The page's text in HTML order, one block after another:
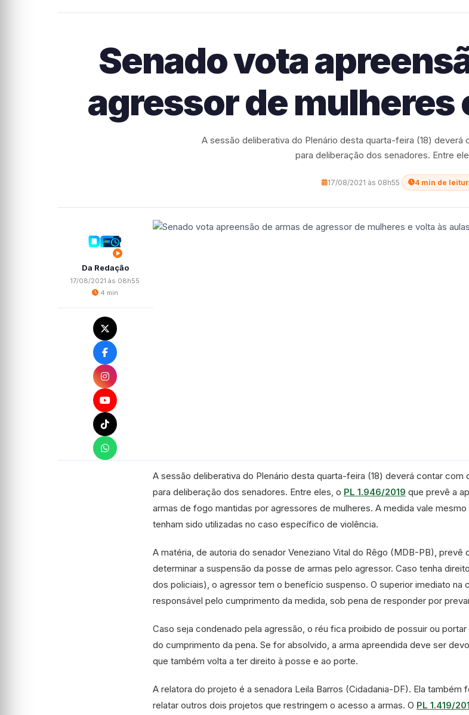
Senado vota
agressor de mulheres
A sessão deliberativa do Plenário desta quarta-feira (18) deverá
para deliberação dos senadores. Entre
17/08/2021 às 08h55· 4 min de
Da Redação
17/08/2021 às 08h55
4 min
A sessão deliberativa do Plenário desta quarta-feira (18) deverá contar com
para deliberação dos senadores. Entre eles, o PL 1.946/2019 que prevê a
armas de fogo mantidas por agressores de mulheres. A medida vale mesmo
tenham sido utilizadas no caso específico de violência.
A matéria, de autoria do senador Veneziano Vital do Rêgo (MDB-PB), prevê
determinar a suspensão da posse de armas pelo agressor. Caso tenha
dos policiais), o agressor tem o benefício suspenso. O superior imediato na
responsável pelo cumprimento da medida, sob pena de responder por
Caso seja condenado pela agressão, o réu fica proibido de possuir ou
do cumprimento da pena. Se for absolvido, a arma apreendida deve ser
que também volta a ter direito à posse e ao porte.
A relatora do projeto é a senadora Leila Barros (Cidadania-DF). Ela também
relatar outros dois projetos que restringem o acesso a armas. O PL 1.419/